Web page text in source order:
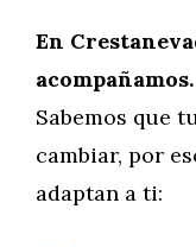
En
acompañamos.
Sabemos que
cambiar, por
adaptan a ti: